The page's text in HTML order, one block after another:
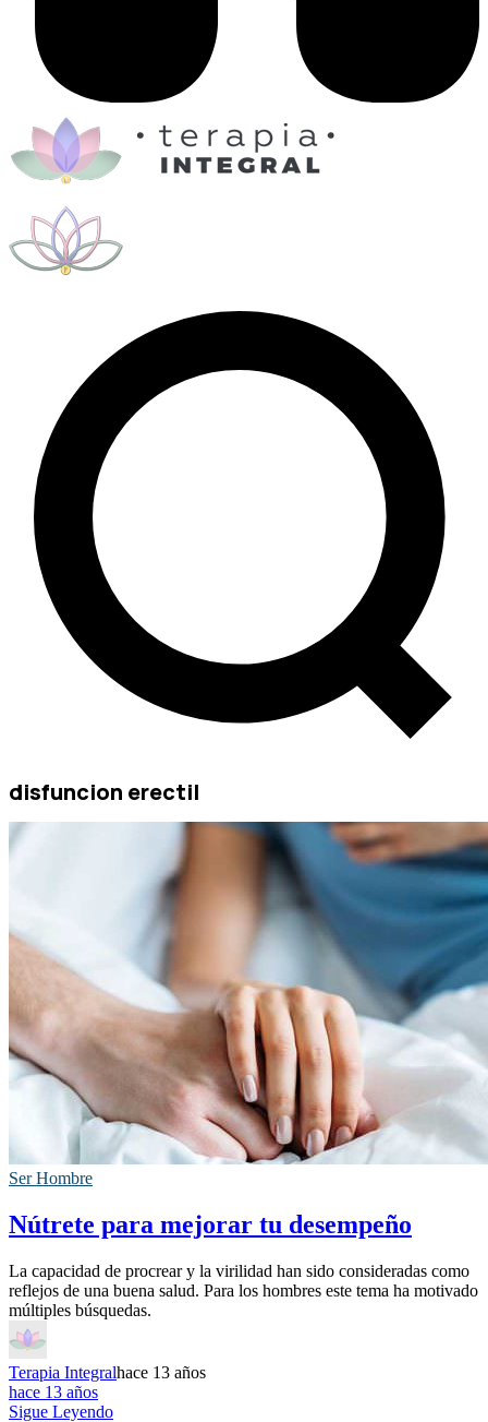
disfuncion erectil
Ser Hombre
Nútrete para mejorar tu desempeño
La capacidad de procrear y la virilidad han sido consideradas como
reflejos de una buena salud. Para los hombres este tema ha motivado
múltiples búsquedas.
Terapia Integralhace 13 años
hace 13 años
Sigue Leyendo